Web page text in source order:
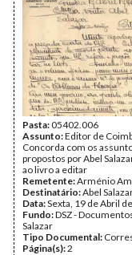
Pasta:05402.006
Assunto:Editor de
Concorda com os
propostos por Abel
ao livro a editar
Remetente:Arménio
Destinatário:Abel
Data:Sexta, 19 de Abril
Fundo:DSZ -
Salazar
Tipo Documental:
Página(s):2